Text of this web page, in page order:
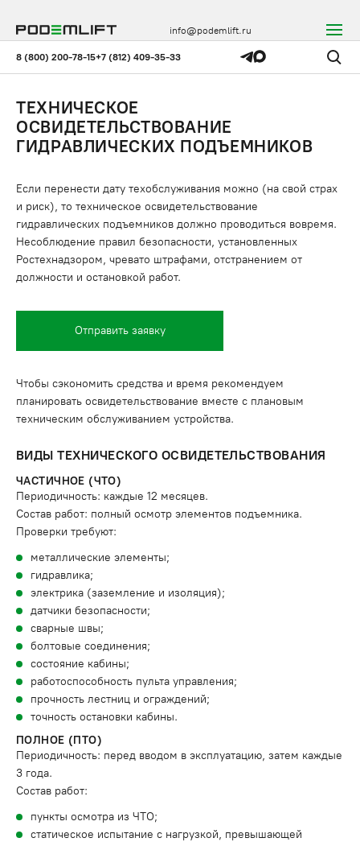
8 (800) 200-78-15+7 (812) 409-35-33
info@podemlift.ru
ТЕХНИЧЕСКОЕ
ОСВИДЕТЕЛЬСТВОВАНИЕ
ГИДРАВЛИЧЕСКИХ ПОДЪЕМНИКОВ
Если перенести дату техобслуживания можно (на свой страх
и риск), то техническое освидетельствование
гидравлических подъемников должно проводиться вовремя.
Несоблюдение правил безопасности, установленных
Ростехнадзором, чревато штрафами, отстранением от
должности и остановкой работ.
Отправить заявку
Чтобы сэкономить средства и время рекомендуем
планировать освидетельствование вместе с плановым
техническим обслуживанием устройства.
ВИДЫ ТЕХНИЧЕСКОГО ОСВИДЕТЕЛЬСТВОВАНИЯ
ЧАСТИЧНОЕ (ЧТО)
Периодичность: каждые 12 месяцев.
Состав работ: полный осмотр элементов подъемника.
Проверки требуют:
металлические элементы;
гидравлика;
электрика (заземление и изоляция);
датчики безопасности;
сварные швы;
болтовые соединения;
состояние кабины;
работоспособность пульта управления;
прочность лестниц и ограждений;
точность остановки кабины.
ПОЛНОЕ (ПТО)
Периодичность: перед вводом в эксплуатацию, затем каждые
3 года.
Состав работ:
пункты осмотра из ЧТО;
статическое испытание с нагрузкой, превышающей